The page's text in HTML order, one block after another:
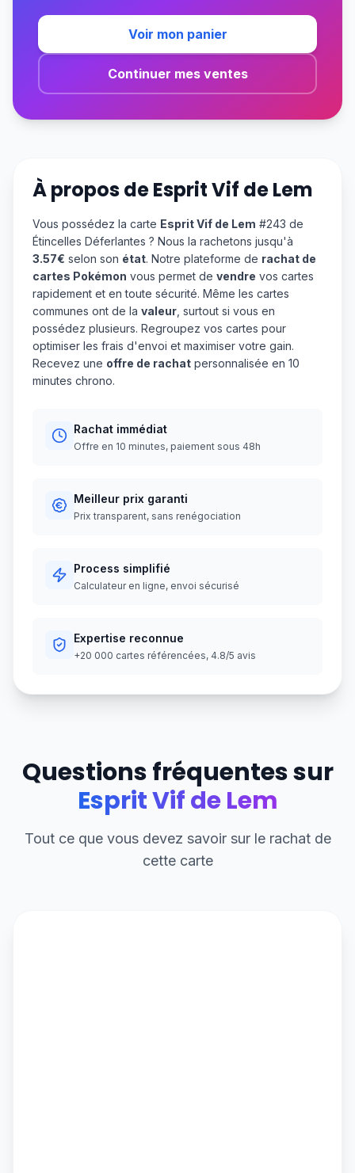
Voir mon panier
Continuer mes ventes
À propos deEsprit Vif de Lem
Vous possédez la carte Esprit Vif de Lem #243 de
Étincelles Déferlantes ? Nous la rachetons jusqu'à
3.57€ selon son état. Notre plateforme de rachat de
cartes Pokémon vous permet de vendre vos cartes
rapidement et en toute sécurité. Même les cartes
communes ont de la valeur , surtout si vous en
possédez plusieurs. Regroupez vos cartes pour
optimiser les frais d'envoi et maximiser votre gain.
Recevez une offre de rachat personnalisée en 10
minutes chrono.
Rachat immédiat
Offre en 10 minutes, paiement sous 48h
Meilleur prix garanti
Prix transparent, sans renégociation
Process simplifié
Calculateur en ligne, envoi sécurisé
Expertise reconnue
+20 000 cartes référencées, 4.8/5 avis
Questions fréquentes sur
Esprit Vif de Lem
Tout ce que vous devez savoir sur le rachat de
cette carte